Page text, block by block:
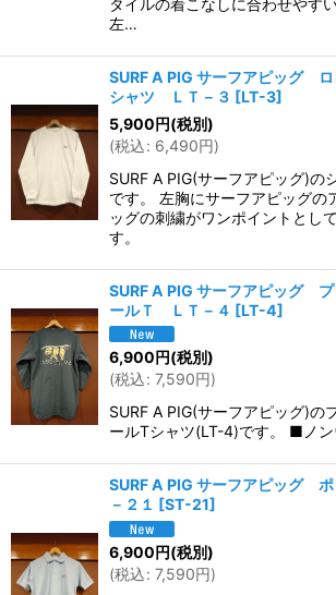
左…
SURF A PIG サーフアピッグ ロ
シャツ ＬＴ－３ [LT-3]
5,900円(税別)
(税込: 6,490円)
SURF A PIG(サーフアピッグ)の
です。 左胸にサーフアピッグの
ッグの刺繍がワンポイントとし
す。
SURF A PIG サーフアピッグ
ールＴ ＬＴ－４ [LT-4]
6,900円(税別)
(税込: 7,590円)
SURF A PIG(サーフアピッグ)の
ールTシャツ(LT-4)です。 ■ノン
SURF A PIG サーフアピッグ
－２１ [ST-21]
6,900円(税別)
(税込: 7,590円)